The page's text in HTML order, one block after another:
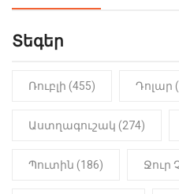
ԼՈՒՐԵՐ
օգտվելու
Տեգեր
Ռուբլի (455) Դոլար
Աստղագուշակ (274)
Պուտին (186) Ջուր